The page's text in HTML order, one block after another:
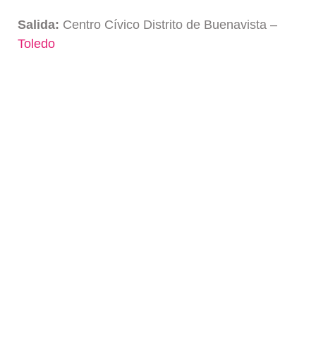
Salida: Centro Cívico Distrito de Buenavista –
Toledo